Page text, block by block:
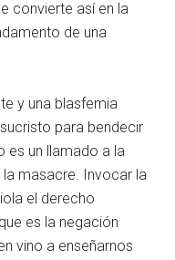
convierte así en la
de una
y una blasfemia
para bendecir
es un llamado a la
la masacre. Invocar la
el derecho
es la negación
vino a enseñarnos